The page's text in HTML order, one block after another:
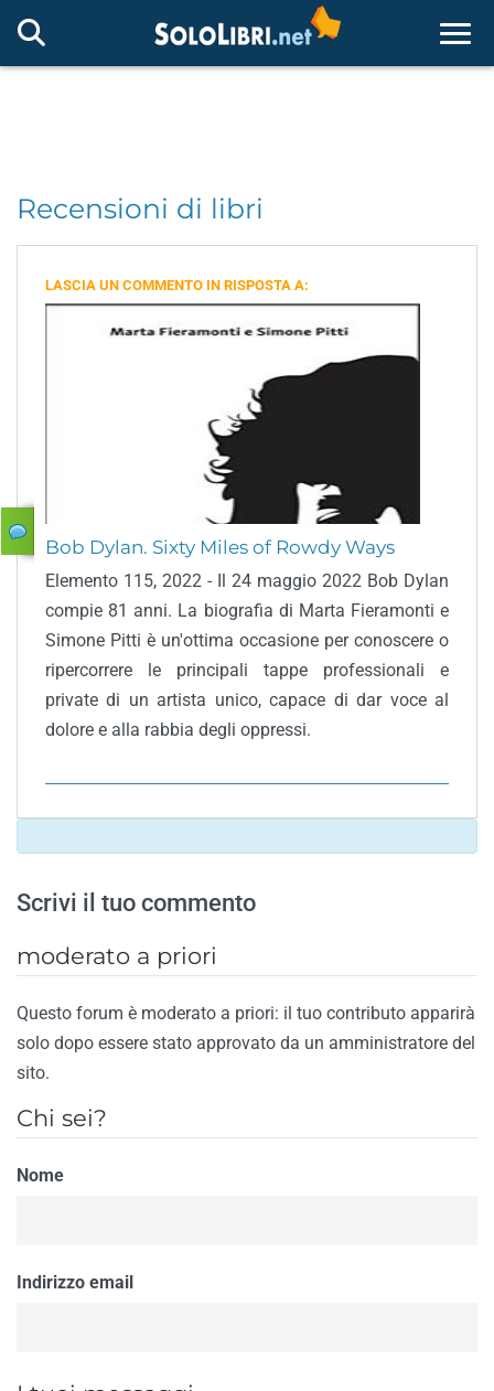
Recensioni di libri
LASCIA UN COMMENTO IN RISPOSTA A:
Bob Dylan. Sixty Miles of Rowdy Ways
Elemento 115, 2022 - Il 24 maggio 2022 Bob Dylan
compie 81 anni. La biografia di Marta Fieramonti e
Simone Pitti è un'ottima occasione per conoscere o
ripercorrere le principali tappe professionali e
private di un artista unico, capace di dar voce al
dolore e alla rabbia degli oppressi.
Scrivi il tuo commento
moderato a priori
Questo forum è moderato a priori: il tuo contributo apparirà
solo dopo essere stato approvato da un amministratore del
sito.
Chi sei?
Nome
Indirizzo email